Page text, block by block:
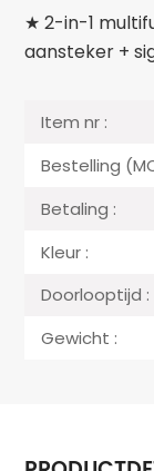
★ 2-in-1
aansteker +
Item nr :
Bestelling
Betaling :
Kleur :
Doorlooptijd :
Gewicht :